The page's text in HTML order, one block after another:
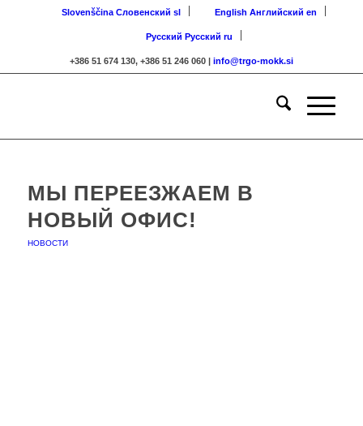
Slovenščina Словенский sl English Английский en
Русский Русский ru
+386 51 674 130, +386 51 246 060 | info@trgo-mokk.si
МЫ ПЕРЕЕЗЖАЕМ В
НОВЫЙ ОФИС!
НОВОСТИ